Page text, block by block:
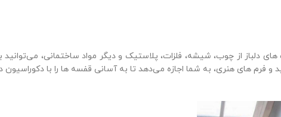
دلباز از چوب، شیشه، فلزات، پلاستیک و دیگر مواد ساختمانی،
های هنری، به شما اجازه می‌دهد تا به آسانی قفسه‌ ها را با دکوراسیون